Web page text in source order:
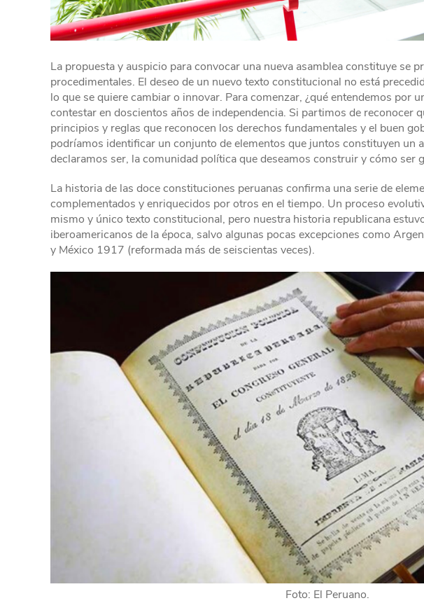
La propuesta y auspicio para convocar una nueva asamblea constituye se
procedimentales. El deseo de un nuevo texto constitucional no está
lo que se quiere cambiar o innovar. Para comenzar, ¿qué entendemos por
contestar en doscientos años de independencia. Si partimos de reconocer
principios y reglas que reconocen los derechos fundamentales y el buen
podríamos identificar un conjunto de elementos que juntos constituyen un
declaramos ser, la comunidad política que deseamos construir y cómo ser
La historia de las doce constituciones peruanas confirma una serie de
complementados y enriquecidos por otros en el tiempo. Un proceso
mismo y único texto constitucional, pero nuestra historia republicana
iberoamericanos de la época, salvo algunas pocas excepciones como
y México 1917 (reformada más de seiscientas veces).
Foto: El Peruano.